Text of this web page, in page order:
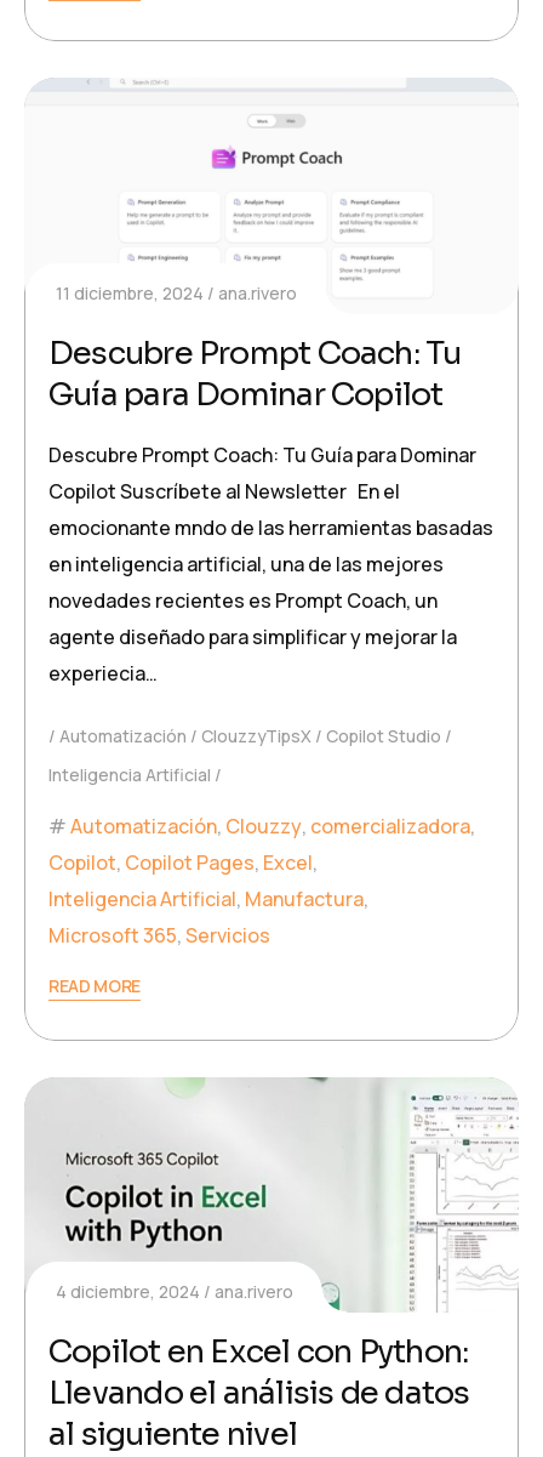
11 diciembre, 2024 ana.rivero
Descubre Prompt Coach: Tu
Guía para Dominar Copilot
Descubre Prompt Coach: Tu Guía para Dominar
Copilot Suscríbete al Newsletter En el
emocionante mndo de las herramientas basadas
en inteligencia artificial, una de las mejores
novedades recientes es Prompt Coach, un
agente diseñado para simplificar y mejorar la
experiecia…
Automatización ClouzzyTipsX
Copilot Studio
Inteligencia Artificial
Automatización, Clouzzy, comercializadora,
Copilot, Copilot Pages, Excel,
Inteligencia Artificial, Manufactura,
Microsoft 365,Servicios
READ MORE
4 diciembre, 2024 ana.rivero
Copilot en Excel con Python:
Llevando el análisis de datos
al siguiente nivel